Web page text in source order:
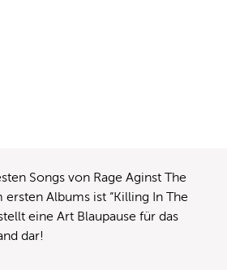
Songs von Rage Aginst The
Albums ist “Killing In The
eine Art Blaupause für das
dar!